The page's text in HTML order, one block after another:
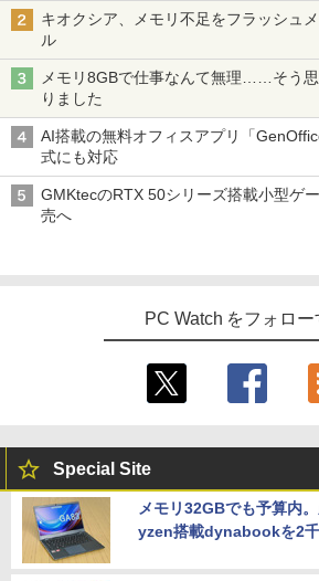
キオクシア、メモリ不足をフラッシュ
ル
メモリ8GBで仕事なんて無理……そう
りました
AI搭載の無料オフィスアプリ「
式にも対応
GMKtecのRTX 50シリーズ搭載小型ゲ
売へ
PC Watch をフォロー
Special Site
メモリ32GBでも予算内
yzen搭載dynabookを2